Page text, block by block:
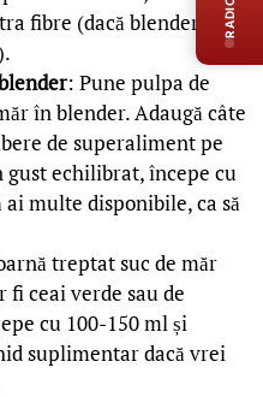
fibre (dacă blenderul tău
: Pune pulpa de
în blender. Adaugă câte
de superaliment pe
gust echilibrat, începe cu
multe disponibile, ca să
treptat suc de măr
ceai verde sau de
cu 100-150 ml și
suplimentar dacă vrei